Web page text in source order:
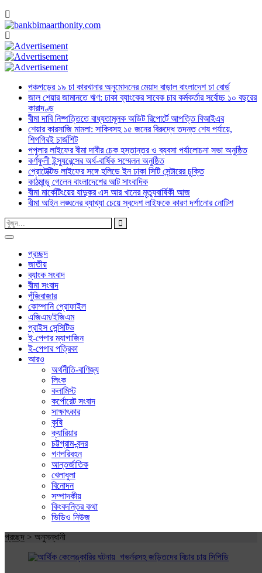
পঞ্চগড়ের ১৯ চা কারখানার অনুমোদনের মেয়াদ বাড়াল বাংলাদেশ চা বোর্ড
জাল শেয়ার জামানতে ঋণ: ঢাকা ব্যাংকের সাবেক চার কর্মকর্তার সর্বোচ্চ ১০ বছরের
কারাদণ্ড
বীমা দাবি নিষ্পত্তিতে বাধ্যতামূলক অডিট রিপোর্টে আপত্তি বিআইএর
শেয়ার কারসাজি মামলা: সাকিবসহ ১৫ জনের বিরুদ্ধে তদন্ত শেষ পর্যায়ে,
শিগগিরই চার্জশিট
পপুলার লাইফের বীমা দাবীর চেক হস্তান্তর ও ব্যবসা পর্যালোচনা সভা অনুষ্ঠিত
কর্ণফুলী ইন্স্যুরেন্সের অর্ধ-বার্ষিক সম্মেলন অনুষ্ঠিত
প্রোটেক্টিভ লাইফের সঙ্গে হলিডে ইন ঢাকা সিটি সেন্টারের চুক্তি
কাঠমান্ডু গেলেন বাংলাদেশের আট সাংবাদিক
বীমা মার্কেটিংয়ের যাদুকর এস আর খানের মৃত্যুবার্ষিকী আজ
বীমা আইন লঙ্ঘনের ব্যাখ্যা চেয়ে স্বদেশ লাইফকে কারণ দর্শানোর নোটিশ
প্রচ্ছদ
জাতীয়
ব্যাংক সংবাদ
বীমা সংবাদ
পুঁজিবাজার
কোম্পানি প্রোফাইল
এজিএম/ইজিএম
প্রাইস সেন্সিটিভ
ই-পেপার ম্যাগাজিন
ই-পেপার পত্রিকা
আরও
অর্থনীতি-বাণিজ্য
লিংক
কলামিস্ট
কর্পোরেট সংবাদ
সাক্ষাৎকার
কৃষি
ক্যারিয়ার
চট্টগ্রাম-বন্দর
গণপরিবহন
আন্তর্জাতিক
খেলাধুলা
বিনোদন
সম্পাদকীয়
কিংবদন্তির কথা
ভিডিও নিউজ
প্রচ্ছদ > অনুসন্ধানী